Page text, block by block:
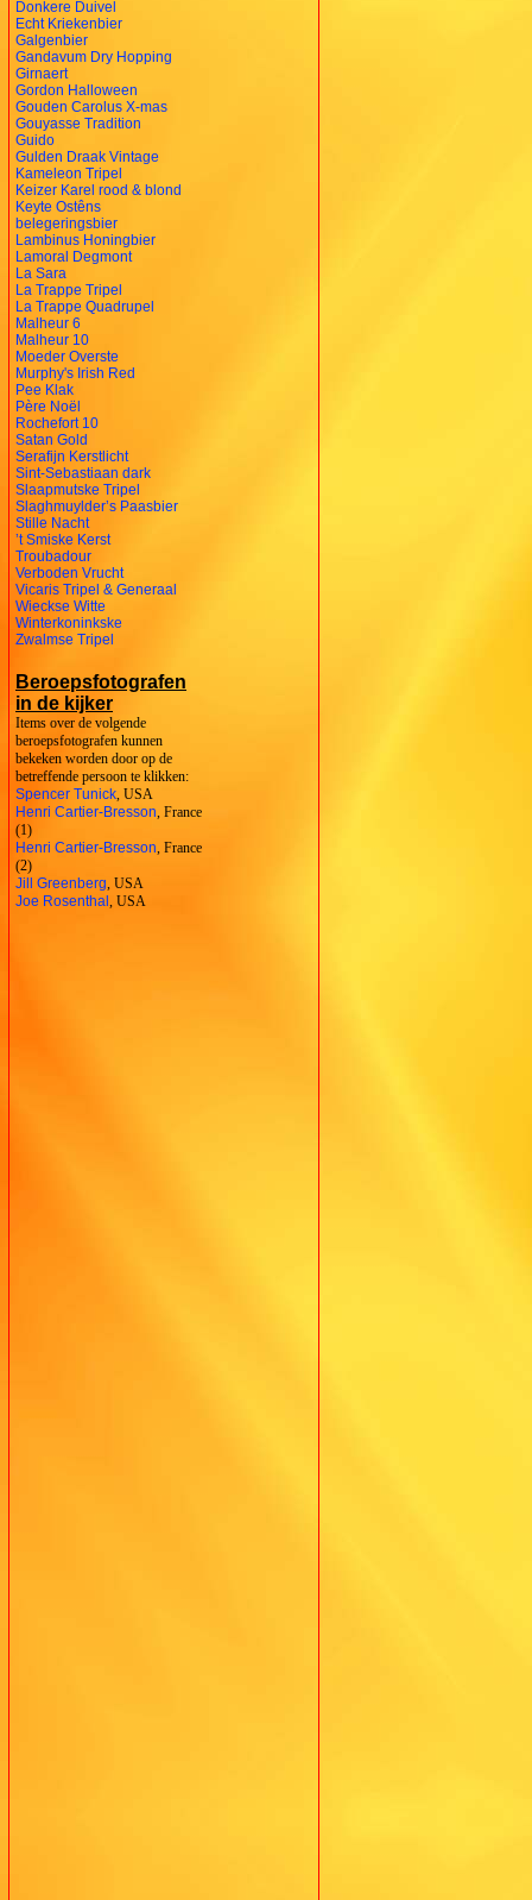
Donkere Duivel
Echt Kriekenbier
Galgenbier
Gandavum Dry Hopping
Girnaert
Gordon Halloween
Gouden Carolus X-mas
Gouyasse Tradition
Guido
Gulden Draak Vintage
Kameleon Tripel
Keizer Karel rood & blond
Keyte Ostêns
belegeringsbier
Lambinus Honingbier
Lamoral Degmont
La Sara
La Trappe Tripel
La Trappe Quadrupel
Malheur 6
Malheur 10
Moeder Overste
Murphy's Irish Red
Pee Klak
Père Noël
Rochefort 10
Satan Gold
Serafijn Kerstlicht
Sint-Sebastiaan dark
Slaapmutske Tripel
Slaghmuylder’s Paasbier
Stille Nacht
’t Smiske Kerst
Troubadour
Verboden Vrucht
Vicaris Tripel & Generaal
Wieckse Witte
Winterkoninkske
Zwalmse Tripel
Beroepsfotografen
in de kijker
Items over de volgende
beroepsfotografen kunnen
bekeken worden door op de
betreffende persoon te klikken:
Spencer Tunick , USA
Henri Cartier-Bresson , France
(1)
Henri Cartier-Bresson , France
(2)
Jill Greenberg , USA
Joe Rosenthal , USA